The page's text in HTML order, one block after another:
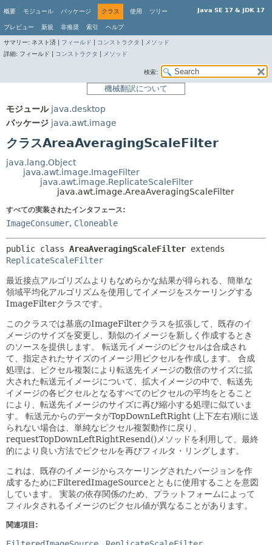
Java SE 17 & JDK 17
概要 モジュール パッケージ クラス 使用 ツリー
プレビュー 新規 非推奨 索引 ヘルプ
サマリー: ネスト済 | フィールド コンストラクタ
メソッド
詳細: フィールド | コンストラクタ メソッド
検索:
機械翻訳について
モジュール java.desktop
パッケージ java.awt.image
クラスAreaAveragingScaleFilter
java.lang.Object
java.awt.image.ImageFilter
java.awt.image.ReplicateScaleFilter
java.awt.image.AreaAveragingScaleFilter
すべての実装されたインタフェース:
ImageConsumer, Cloneable
public class AreaAveragingScaleFilter
ReplicateScaleFilter
最近接点アルゴリズムよりもなめらかな結果が得られる、簡単な
領域平均化アルゴリズムを使用してイメージをスケーリングする
ImageFilterクラスです。
このクラスでは基底のImageFilterクラスを拡張して、既存のイ
メージのサイズを変更し、類似のイメージを新しく作成するとき
のソースを提供します。
転送元イメージのピクセルは合成され
て、指定されたサイズのイメージ用ピクセルを作成します。
合成
処理は、ピクセル複製により転送先イメージの数倍のサイズに拡
大された転送元イメージについて、拡大イメージの中で、転送先
イメージの各ピクセルとなるすべてのピクセルの平均をとること
により、転送先イメージのサイズに再び縮小する処理に似ていま
す。
転送元からのデータがTopDownLeftRight (上下左右)順に送
られない場合は、単純なピクセル複製動作に戻り、
requestTopDownLeftRightResend()メソッドを利用して、最終
的により良い方法でピクセルを再びフィルタ・リングします。
これは、既存のイメージからスケーリングされたバージョンを作
成するためにFilteredImageSourceとともに使用することを意図
しています。
実装の依存関係のため、プラットフォームによって
フィルタされるイメージのピクセル値が異なることがあります。
関連項目: